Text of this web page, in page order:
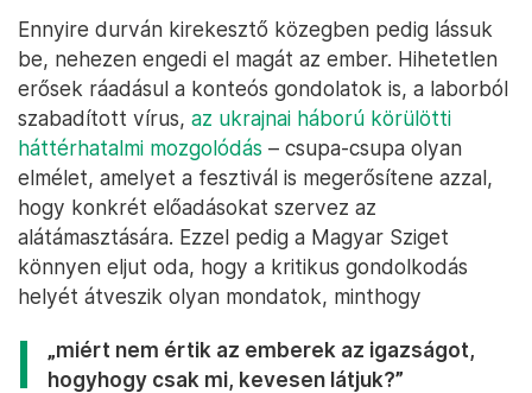
Ennyire durván kirekesztő közegben pedig lássuk
be, nehezen engedi el magát az ember. Hihetetlen
erősek ráadásul a konteós gondolatok is, a laborból
szabadított vírus, az ukrajnai háború körülötti
háttérhatalmi mozgolódás – csupa-csupa olyan
elmélet, amelyet a fesztivál is megerősítene azzal,
hogy konkrét előadásokat szervez az
alátámasztására. Ezzel pedig a Magyar Sziget
könnyen eljut oda, hogy a kritikus gondolkodás
helyét átveszik olyan mondatok, minthogy
„miért nem értik az emberek az igazságot,
hogyhogy csak mi, kevesen látjuk?”